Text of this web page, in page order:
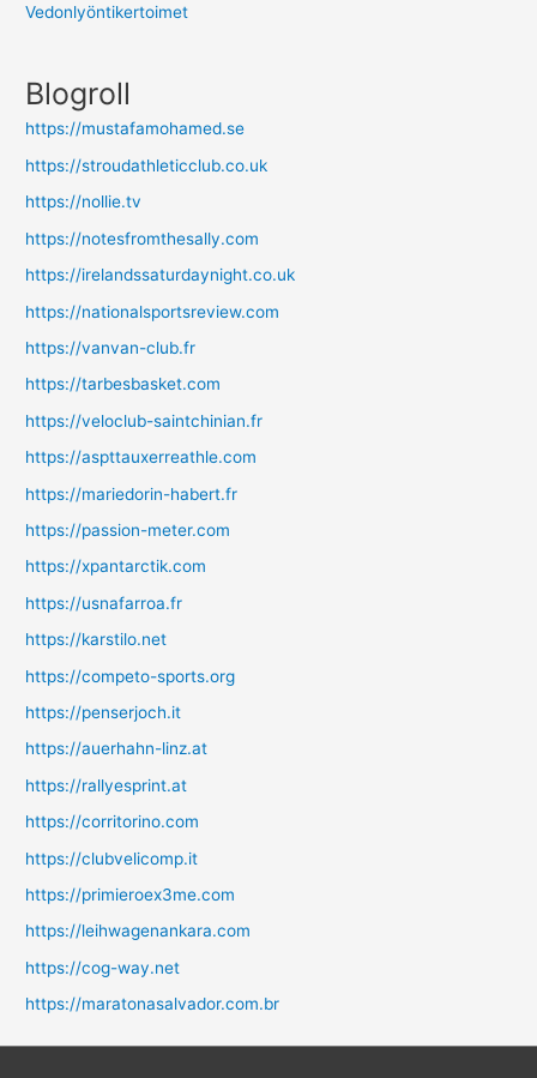
Vedonlyöntikertoimet
Blogroll
https://mustafamohamed.se
https://stroudathleticclub.co.uk
https://nollie.tv
https://notesfromthesally.com
https://irelandssaturdaynight.co.uk
https://nationalsportsreview.com
https://vanvan-club.fr
https://tarbesbasket.com
https://veloclub-saintchinian.fr
https://aspttauxerreathle.com
https://mariedorin-habert.fr
https://passion-meter.com
https://xpantarctik.com
https://usnafarroa.fr
https://karstilo.net
https://competo-sports.org
https://penserjoch.it
https://auerhahn-linz.at
https://rallyesprint.at
https://corritorino.com
https://clubvelicomp.it
https://primieroex3me.com
https://leihwagenankara.com
https://cog-way.net
https://maratonasalvador.com.br